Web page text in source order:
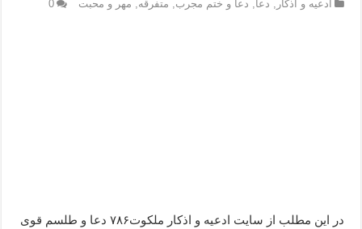
ادعيه و اذكار , دعا, دعا و ختم مجرب, متفرقه, مهر و محبت 0
در این مطلب از سایت ادعیه و اذکار ملکوت۷۸۶ دعا و طلسم قوی